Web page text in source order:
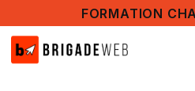
au
contenu
FORMATION